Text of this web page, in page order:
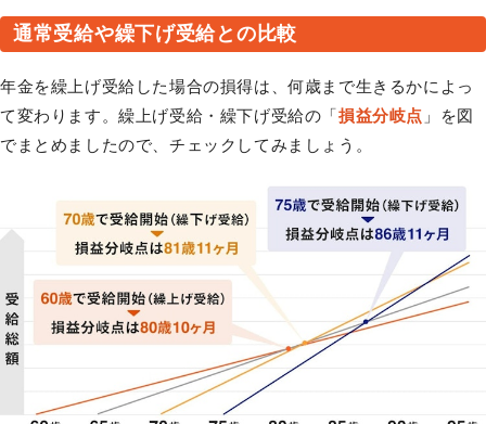
通常受給や繰下げ受給との比較
年金を繰上げ受給した場合の損得は、何歳まで生きるかによっ
て変わります。繰上げ受給・繰下げ受給の「損益分岐点 」を図
でまとめましたので、チェックしてみましょう。